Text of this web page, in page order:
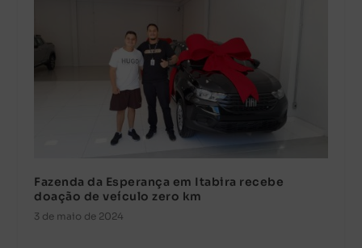
Fazenda da Esperança em Itabira recebe
doação de veículo zero km
3 de maio de 2024